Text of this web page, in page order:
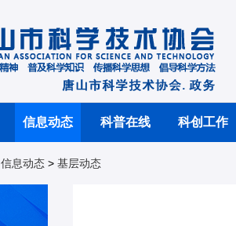
信息动态 科普在线 科创工作
信息动态 > 基层动态